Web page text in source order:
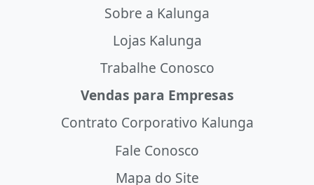
Sobre a Kalunga
Lojas Kalunga
Trabalhe Conosco
Vendas para Empresas
Contrato Corporativo Kalunga
Fale Conosco
Mapa do Site